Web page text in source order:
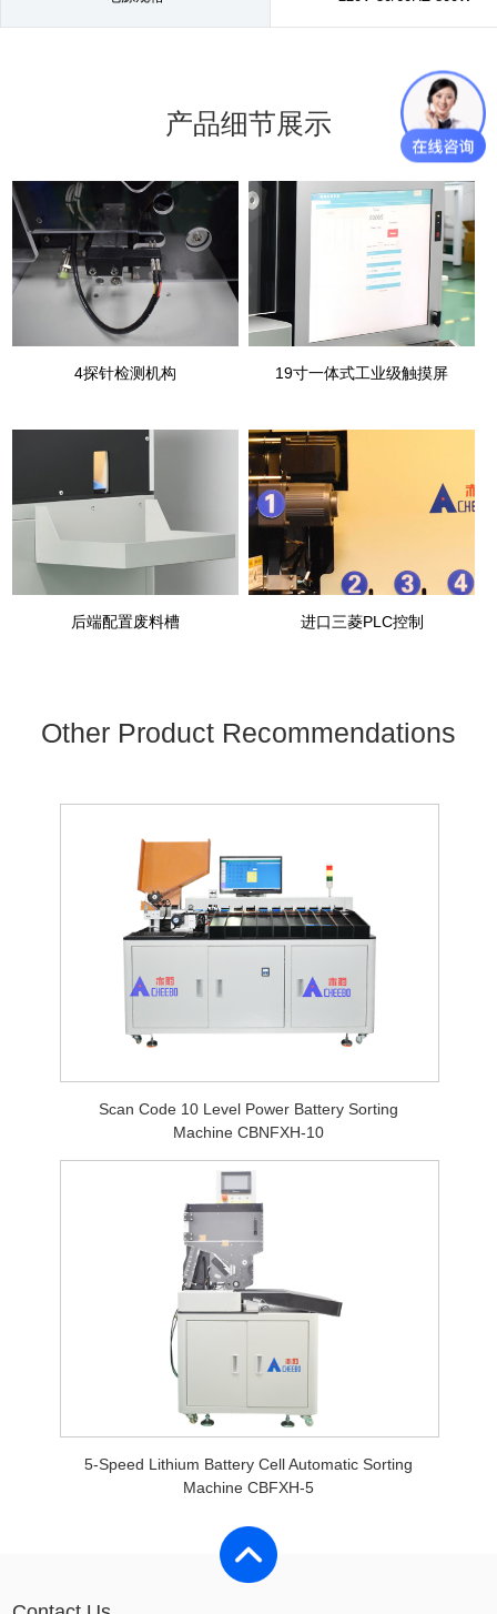
产品细节展示
4探针检测机构 19寸一体式工业级触摸屏
后端配置废料槽 进口三菱PLC控制
Other Product Recommendations
Scan Code 10 Level Power Battery Sorting
Machine CBNFXH-10
5-Speed Lithium Battery Cell Automatic Sorting
Machine CBFXH-5